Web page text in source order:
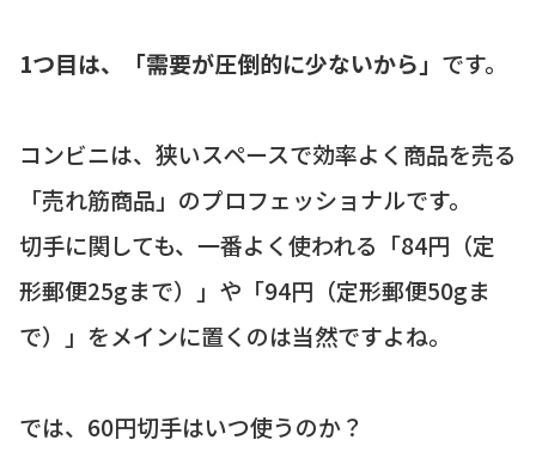
1つ目は、「需要が圧倒的に少ないから」 です。
コンビニは、狭いスペースで効率よく商品を売る
「売れ筋商品」のプロフェッショナルです。
切手に関しても、一番よく使われる「84円（定
形郵便25gまで）」や「94円（定形郵便50gま
で）」をメインに置くのは当然ですよね。
では、60円切手はいつ使うのか？